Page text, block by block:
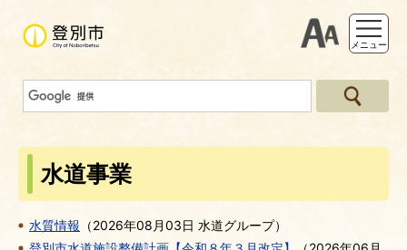
支援ツー
メニュー
水道事業
水質情報 （2026年08月03日 水道グループ）